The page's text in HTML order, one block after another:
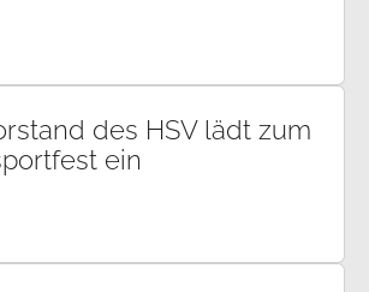
des HSV lädt zum
ein